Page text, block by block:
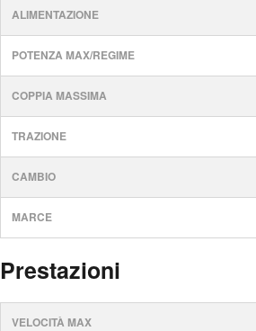
ALIMENTAZIONE
POTENZA MAX/REGIME
COPPIA MASSIMA
TRAZIONE
CAMBIO
MARCE
Prestazioni
VELOCITÀ MAX